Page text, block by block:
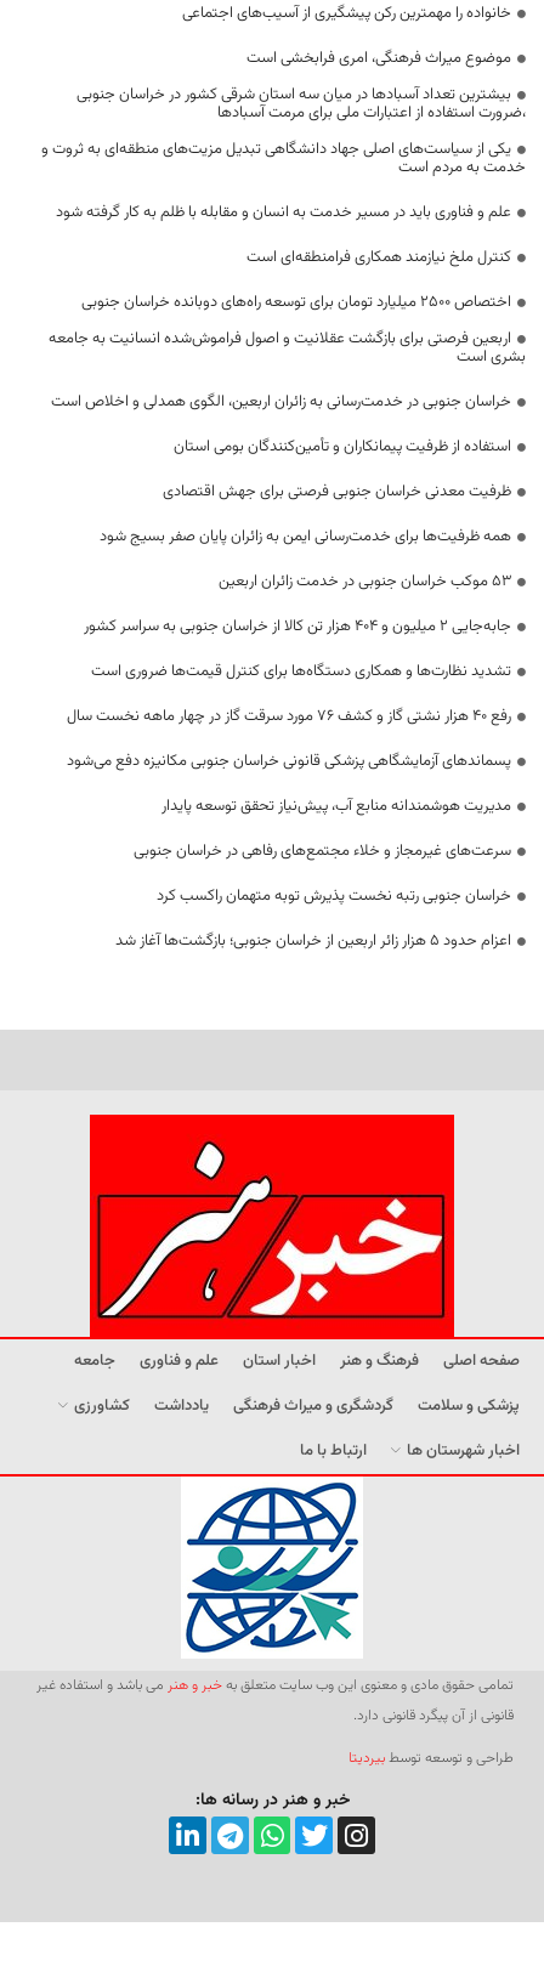
خانواده را مهمترین رکن پیشگیری از آسیب‌های اجتماعی
موضوع میراث فرهنگی، امری فرابخشی است
بیشترین تعداد آسبادها در میان سه استان شرقی کشور در خراسان جنوبی
،ضرورت استفاده از اعتبارات ملی برای مرمت آسبادها
یکی از سیاست‌های اصلی جهاد دانشگاهی تبدیل مزیت‌های منطقه‌ای به ثروت و
خدمت به مردم است
علم و فناوری باید در مسیر خدمت به انسان و مقابله با ظلم به کار گرفته شود
کنترل ملخ نیازمند همکاری فرامنطقه‌ای است
اختصاص 2500 میلیارد تومان برای توسعه راه‌های دوبانده خراسان جنوبی
اربعین فرصتی برای بازگشت عقلانیت و اصول فراموش‌شده انسانیت به جامعه
بشری است
خراسان جنوبی در خدمت‌رسانی به زائران اربعین، الگوی همدلی و اخلاص است
استفاده از ظرفیت پیمانکاران و تأمین‌کنندگان بومی استان
ظرفیت معدنی خراسان جنوبی فرصتی برای جهش اقتصادی
همه ظرفیت‌ها برای خدمت‌رسانی ایمن به زائران پایان صفر بسیج شود
53 موکب خراسان جنوبی در خدمت زائران اربعین
جابه‌جایی 2 میلیون و 404 هزار تن کالا از خراسان جنوبی به سراسر کشور
تشدید نظارت‌ها و همکاری دستگاه‌ها برای کنترل قیمت‌ها ضروری است
رفع 40 هزار نشتی گاز و کشف 76 مورد سرقت گاز در چهار ماهه نخست سال
پسماندهای آزمایشگاهی پزشکی قانونی خراسان جنوبی مکانیزه دفع می‌شود
مدیریت هوشمندانه منابع آب، پیش‌نیاز تحقق توسعه پایدار
سرعت‌های غیرمجاز و خلاء مجتمع‌های رفاهی در خراسان جنوبی
خراسان جنوبی رتبه نخست پذیرش توبه متهمان راکسب کرد
اعزام حدود 5 هزار زائر اربعین از خراسان جنوبی؛ بازگشت‌ها آغاز شد
صفحه اصلی فرهنگ و هنر اخبار استان علم و فناوری
جامعه
پزشکی و سلامت
گردشگری و میراث فرهنگی یادداشت
کشاورزی
اخبار شهرستان ها
ارتباط با ما
تمامی حقوق مادی و معنوی این وب سایت متعلق بهخبر و هنر می باشد و استفاده غیر
قانونی از آن پیگرد قانونی دارد.
طراحی و توسعه توسطبیردیتا
خبر و هنر در رسانه ها: